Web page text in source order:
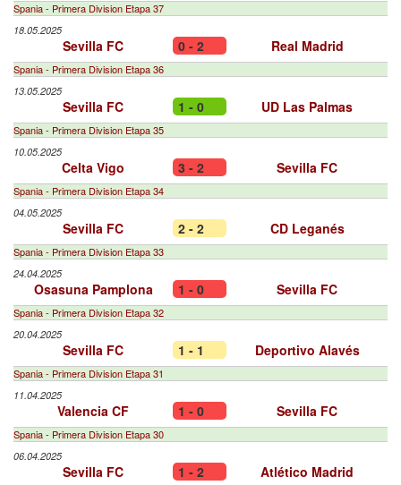
Spania - Primera Division Etapa 37
18.05.2025
Sevilla FC 0 - 2 Real Madrid
Spania - Primera Division Etapa 36
13.05.2025
Sevilla FC 1 - 0 UD Las Palmas
Spania - Primera Division Etapa 35
10.05.2025
Celta Vigo 3 - 2 Sevilla FC
Spania - Primera Division Etapa 34
04.05.2025
Sevilla FC 2 - 2 CD Leganés
Spania - Primera Division Etapa 33
24.04.2025
Osasuna Pamplona 1 - 0 Sevilla FC
Spania - Primera Division Etapa 32
20.04.2025
Sevilla FC 1 - 1 Deportivo Alavés
Spania - Primera Division Etapa 31
11.04.2025
Valencia CF 1 - 0 Sevilla FC
Spania - Primera Division Etapa 30
06.04.2025
Sevilla FC 1 - 2 Atlético Madrid